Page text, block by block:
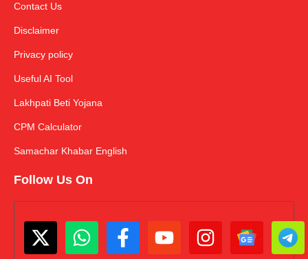
Contact Us
Disclaimer
Privacy policy
Useful AI Tool
Lakhpati Beti Yojana
CPM Calculator
Samachar Khabar English
Follow Us On